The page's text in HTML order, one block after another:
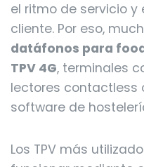
el ritmo de servicio y
cliente. Por eso,
datáfonos para
TPV 4G, terminales
lectores contactless
software de
Los TPV más